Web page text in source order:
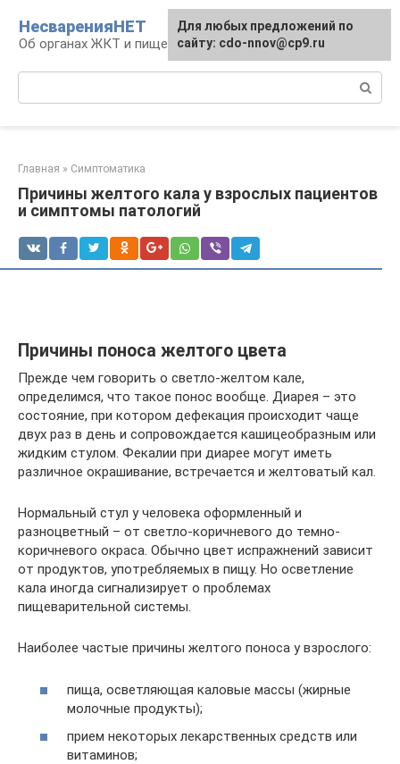
контенту
НесваренияНЕТ
Об органах ЖКТ и пищеварении
Главная » Симптоматика
Причины желтого кала у взрослых пациентов
и симптомы патологий
Причины поноса желтого цвета
Прежде чем говорить о светло-желтом кале,
определимся, что такое понос вообще. Диарея – это
состояние, при котором дефекация происходит чаще
двух раз в день и сопровождается кашицеобразным или
жидким стулом. Фекалии при диарее могут иметь
различное окрашивание, встречается и желтоватый кал.
Нормальный стул у человека оформленный и
разноцветный – от светло-коричневого до темно-
коричневого окраса. Обычно цвет испражнений зависит
от продуктов, употребляемых в пищу. Но осветление
кала иногда сигнализирует о проблемах
пищеварительной системы.
Наиболее частые причины желтого поноса у взрослого:
пища, осветляющая каловые массы (жирные
молочные продукты);
прием некоторых лекарственных средств или
витаминов;
Для любых предложений по
сайту: cdo-nnov@cp9.ru